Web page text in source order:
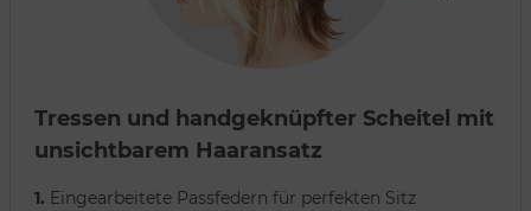
Tressen und handgeknüpfter Scheitel mit
unsichtbarem Haaransatz
1. Eingearbeitete Passfedern für perfekten Sitz